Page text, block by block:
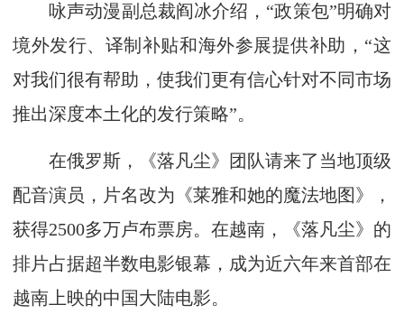
咏声动漫副总裁阎冰介绍，“政策包”明确对
境外发行、译制补贴和海外参展提供补助，“这
对我们很有帮助，使我们更有信心针对不同市场
推出深度本土化的发行策略”。
在俄罗斯，《落凡尘》团队请来了当地顶级
配音演员，片名改为《莱雅和她的魔法地图》，
获得2500多万卢布票房。在越南，《落凡尘》的
排片占据超半数电影银幕，成为近六年来首部在
越南上映的中国大陆电影。